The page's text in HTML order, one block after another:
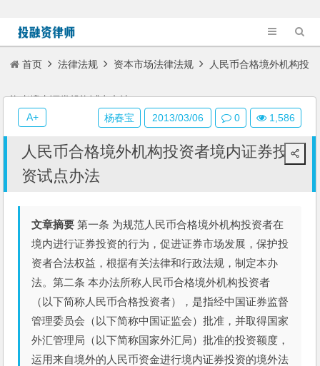
首页 法律法规 资本市场法律法规 人民币合格境外机构投
资者境内证券投资试点办法
人民币合格境外机构投资者境内证券投
资试点办法
文章摘要 第一条 为规范人民币合格境外机构投资者在
境内进行证券投资的行为，促进证券市场发展，保护投
资者合法权益，根据有关法律和行政法规，制定本办
法。第二条 本办法所称人民币合格境外机构投资者
（以下简称人民币合格投资者），是指经中国证券监督
管理委员会（以下简称中国证监会）批准，并取得国家
外汇管理局（以下简称国家外汇局）批准的投资额度，
运用来自境外的人民币资金进行境内证券投资的境外法
杨春宝 2013/03/06 0 1,586
A+